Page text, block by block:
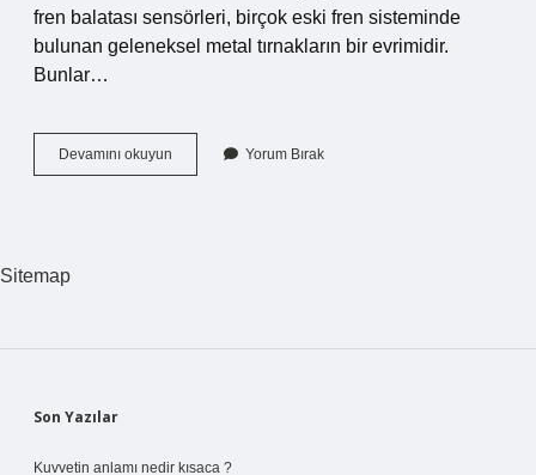
fren balatası sensörleri, birçok eski fren sisteminde
bulunan geleneksel metal tırnakların bir evrimidir.
Bunlar…
Devamını okuyun
Sensörü
Yorum Bırak
Sitemap
Sidebar
Son Yazılar
Kuvvetin anlamı nedir kısaca ?